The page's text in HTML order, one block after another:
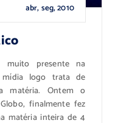
abr, seg, 2010
muito presente na
mídia logo trata de
matéria. Ontem o
finalmente fez
matéria inteira de 4